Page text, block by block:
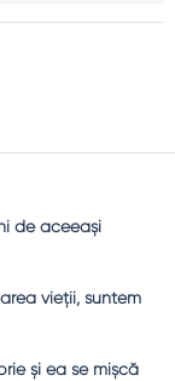
de aceeaşi
vieţii, suntem
şi ea se mişcă